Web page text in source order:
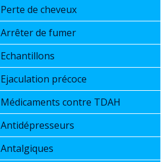
Perte de cheveux
Arrêter de fumer
Echantillons
Ejaculation précoce
Médicaments contre TDAH
Antidépresseurs
Antalgiques